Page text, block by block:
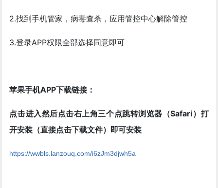
2.找到手机管家，病毒查杀，应用管控中心解除管控
3.登录APP权限全部选择同意即可
苹果手机APP下载链接：
点击进入然后点击右上角三个点跳转浏览器（Safari）打
开安装（直接点击下载文件）即可安装
https://wwbls.lanzouq.com/i6zJm3djwh5a